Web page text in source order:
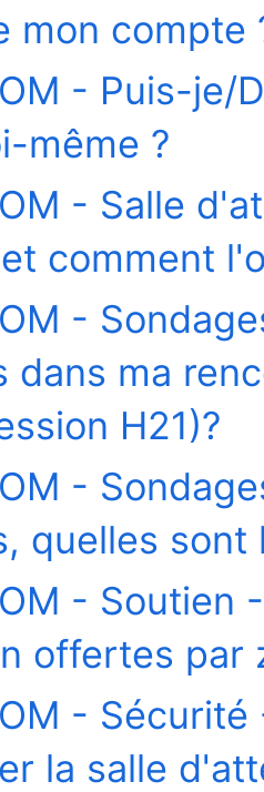
mon compte
- Puis-je/
même ?
- Salle
comment
-
dans ma
H21)?
-
quelles sont
- Soutien
offertes par
-
la salle